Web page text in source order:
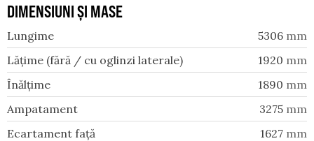
DIMENSIUNI ȘI MASE
Lungime 5306 mm
Lățime (fără / cu oglinzi laterale)
1920 mm
Înălțime
1890 mm
Ampatament
3275 mm
Ecartament față
1627 mm